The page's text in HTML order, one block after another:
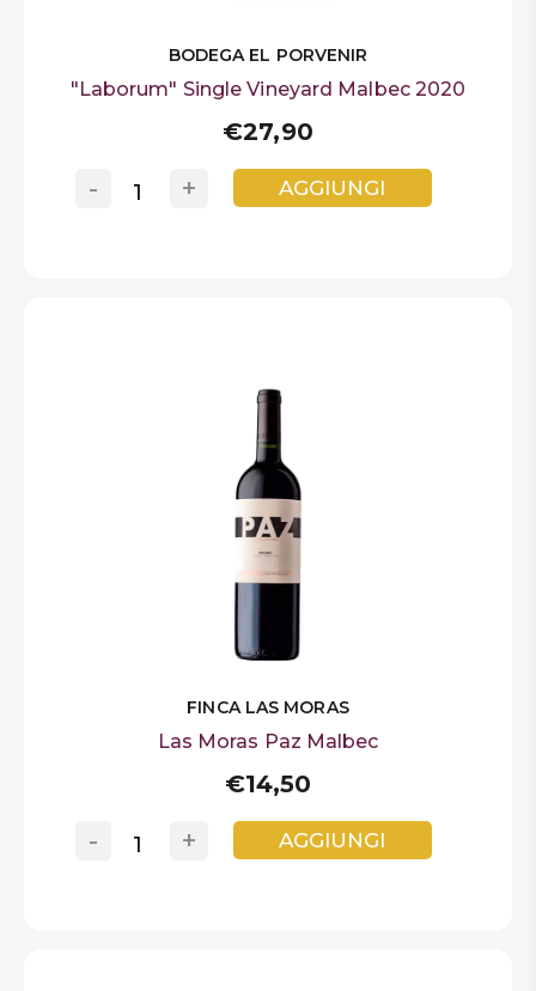
BODEGA EL PORVENIR
"Laborum" Single Vineyard Malbec 2020
€27,90
+
- AGGIUNGI
FINCA LAS MORAS
Las Moras Paz Malbec
€14,50
+
- AGGIUNGI